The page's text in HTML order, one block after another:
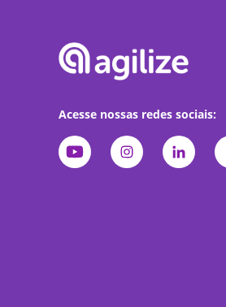
Acesse nossas redes sociais: